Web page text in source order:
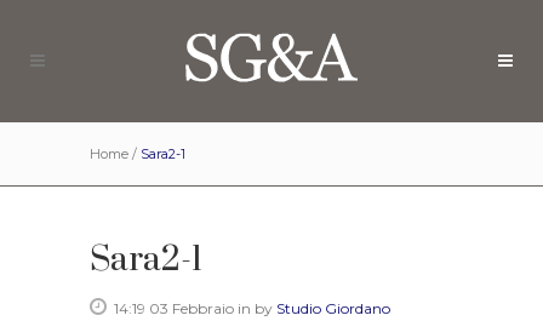
Home / Sara2-1
Sara2-1
14:19 03 Febbraio in by Studio Giordano